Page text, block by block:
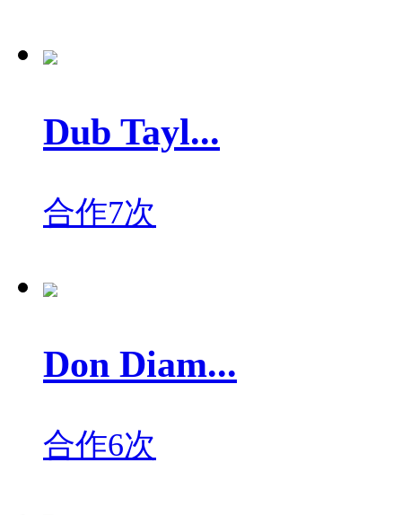
Dub Tayl...
合作7次
Don Diam...
合作6次